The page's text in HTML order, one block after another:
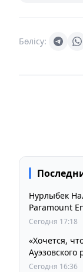
Бөлісу:
Нурлыбек
Paramount
Сегодня 17:18
«Хочется,
ждут от
Сегодня 16:36